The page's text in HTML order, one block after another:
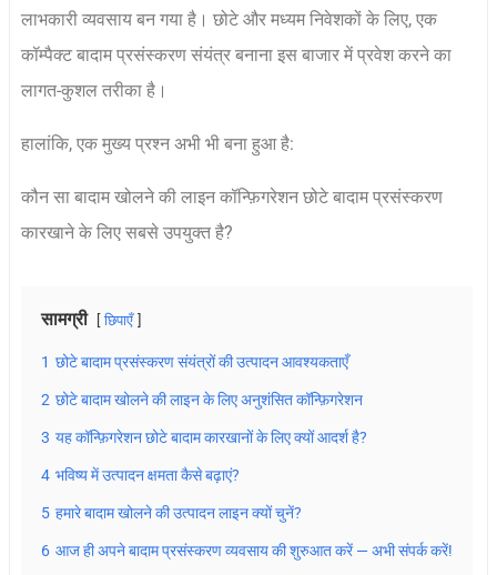
लाभकारी व्यवसाय बन गया है। छोटे और मध्यम निवेशकों के लिए, एक
कॉम्पैक्ट बादाम प्रसंस्करण संयंत्र बनाना इस बाजार में प्रवेश करने का
लागत-कुशल तरीका है।
हालांकि, एक मुख्य प्रश्न अभी भी बना हुआ है:
कौन सा बादाम खोलने की लाइन कॉन्फ़िगरेशन छोटे बादाम प्रसंस्करण
कारखाने के लिए सबसे उपयुक्त है?
सामग्री छिपाएँ
1 छोटे बादाम प्रसंस्करण संयंत्रों की उत्पादन आवश्यकताएँ
2 छोटे बादाम खोलने की लाइन के लिए अनुशंसित कॉन्फ़िगरेशन
3 यह कॉन्फ़िगरेशन छोटे बादाम कारखानों के लिए क्यों आदर्श है?
4 भविष्य में उत्पादन क्षमता कैसे बढ़ाएं?
5 हमारे बादाम खोलने की उत्पादन लाइन क्यों चुनें?
6 आज ही अपने बादाम प्रसंस्करण व्यवसाय की शुरुआत करें — अभी संपर्क करें!